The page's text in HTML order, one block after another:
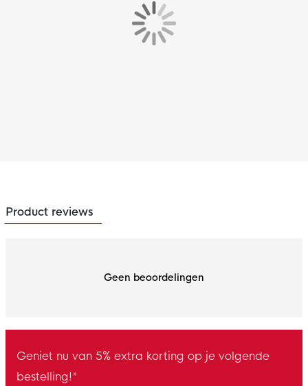
Product reviews
Geen beoordelingen
Geniet nu van 5% extra korting op je volgende
bestelling!*